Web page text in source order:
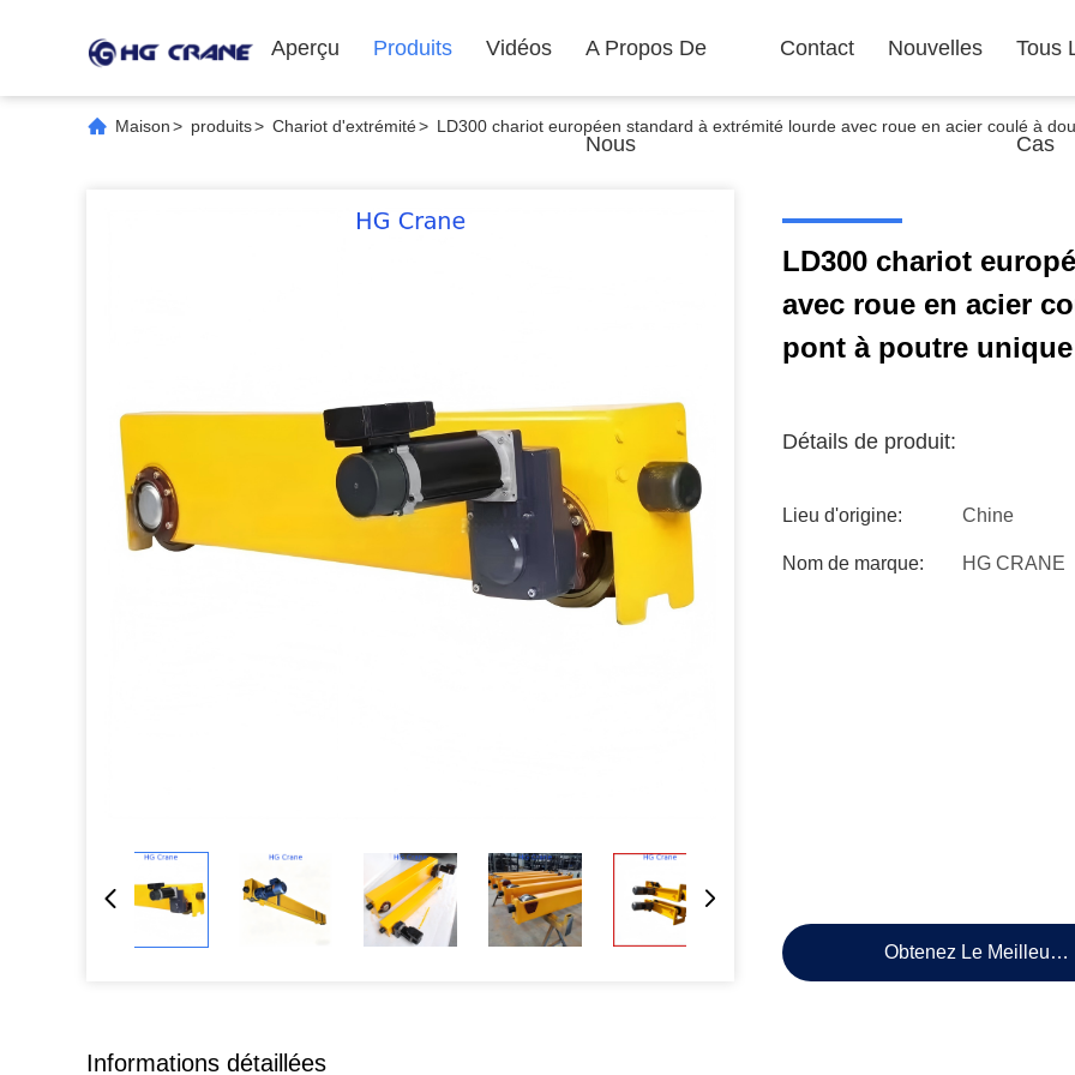
Aperçu Produits Vidéos A Propos De
Nous
Contact Nouvelles Tous
Cas
Maison> produits> Chariot d'extrémité> LD300 chariot européen standard à extrémité lourde avec roue en acier coulé à
LD300 chariot
avec roue en acier
pont à poutre
Détails de produit:
Lieu d'origine: Chine
Nom de marque: HG CRANE
Obtenez Le Meilleur
Informations détaillées